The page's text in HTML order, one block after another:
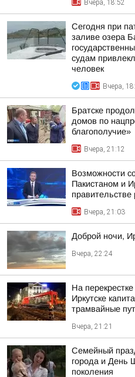
Вчера, 18:52
Сегодня при
заливе озера
судам
человек
Вчера,
Братске
домов по
благополучие»
Вчера, 21:12
Возможности
Пакистаном и
правительстве
Вчера, 21:03
Доброй ночи,
Вчера, 22:24
На
Иркутске
трамвайные
Вчера, 21:21
Семейный
города и День
поколения